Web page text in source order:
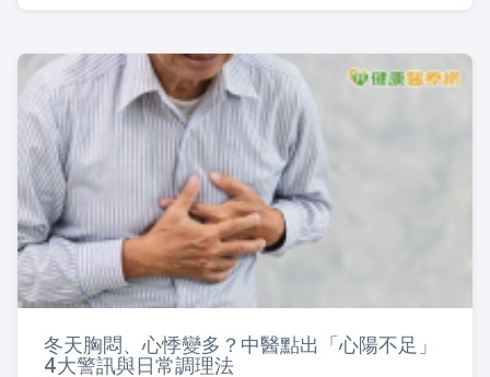
冬天胸悶、心悸變多？中醫點出「心陽不足」
4大警訊與日常調理法